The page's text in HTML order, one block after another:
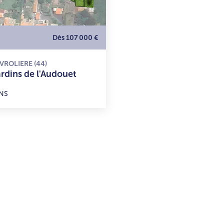
Dès 107 000 €
(44)
de l'Audouet